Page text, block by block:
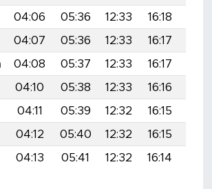
04:06 05:36 12:33 16:18
04:07 05:36 12:33 16:17
04:08 05:37 12:33 16:17
04:10 05:38 12:33 16:16
04:11 05:39 12:32 16:15
04:12 05:40 12:32 16:15
04:13 05:41 12:32 16:14